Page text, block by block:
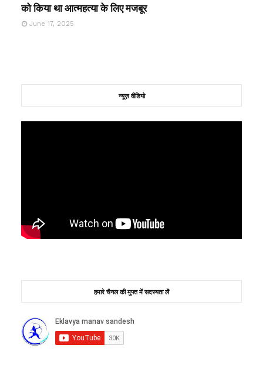
को किया था आत्महत्या के लिए मजबूर
June 17, 2025
न्यूज़ वीडियो
हमारे चैनल की मुफ्त में सदस्यता लें